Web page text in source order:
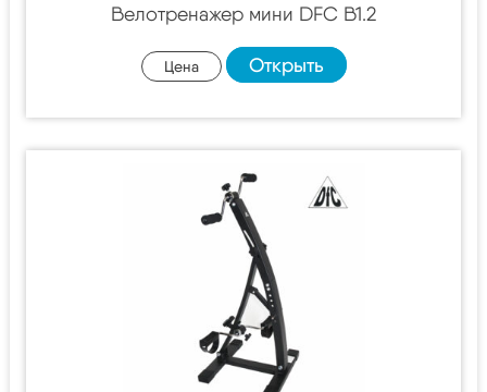
Велотренажер мини DFC B1.2
Цена Открыть